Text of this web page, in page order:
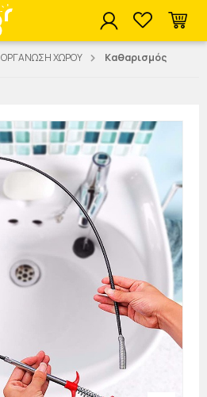
ΟΡΓΑΝΩΣΗ ΧΩΡΟΥ Καθαρισμός